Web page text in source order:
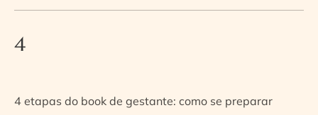
4
4 etapas do book de gestante: como se preparar